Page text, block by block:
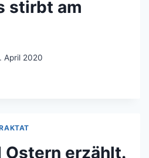
stirbt am
April 2020
Ostern erzählt.